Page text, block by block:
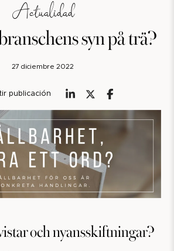
Actualidad
syn på trä?
27 diciembre 2022
publicación
och nyansskiftningar?